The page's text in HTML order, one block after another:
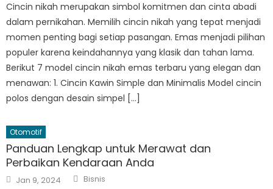
Cincin nikah merupakan simbol komitmen dan cinta abadi
dalam pernikahan. Memilih cincin nikah yang tepat menjadi
momen penting bagi setiap pasangan. Emas menjadi pilihan
populer karena keindahannya yang klasik dan tahan lama.
Berikut 7 model cincin nikah emas terbaru yang elegan dan
menawan: 1. Cincin Kawin Simple dan Minimalis Model cincin
polos dengan desain simpel […]
Otomotif
Panduan Lengkap untuk Merawat dan
Perbaikan Kendaraan Anda
Posted
on
Jan 9, 2024 Author
Bisnis